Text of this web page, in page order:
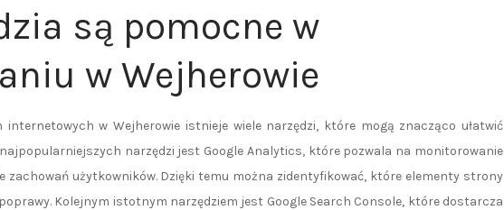
są pomocne w
w Wejherowie
w Wejherowie istnieje wiele narzędzi, które mogą znacząco ułatwić
narzędzi jest Google Analytics, które pozwala na monitorowanie
zachowań użytkowników. Dzięki temu można zidentyfikować, które elementy strony
Kolejnym istotnym narzędziem jest Google Search Console, które dostarcza